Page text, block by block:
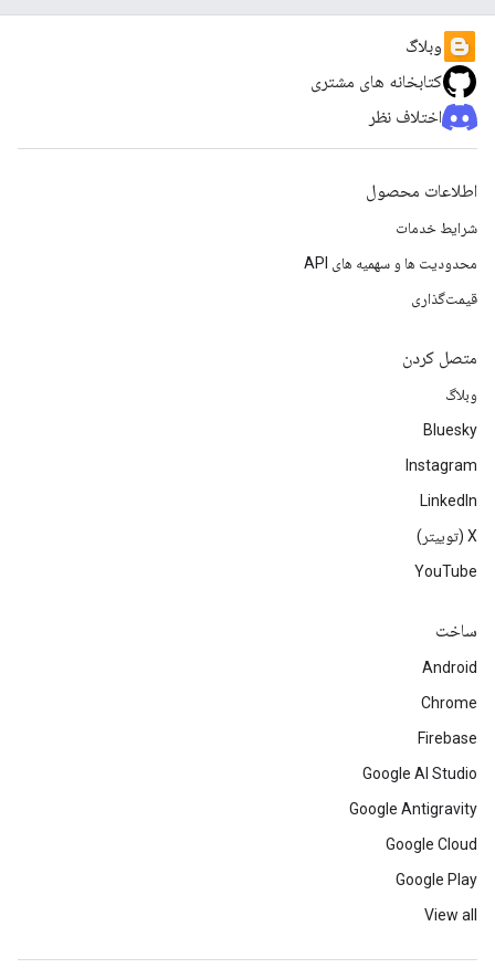
وبلاگ
کتابخانه های مشتری
اختلاف نظر
اطلاعات محصول
شرایط خدمات
محدودیت ها و سهمیه های API
قیمت‌گذاری
متصل کردن
وبلاگ
Bluesky
Instagram
LinkedIn
‫X (توییتر)
YouTube
ساخت
Android
Chrome
Firebase
Google AI Studio
Google Antigravity
Google Cloud
Google Play
View all